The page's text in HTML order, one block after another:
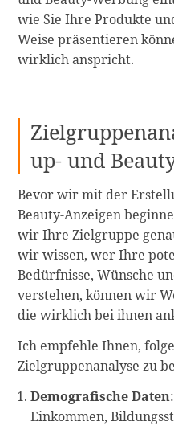
wie Sie Ihre Produkte
Weise präsentieren
wirklich anspricht.
up- und
Bevor wir mit der
Beauty-Anzeigen
wir Ihre Zielgruppe
wir wissen, wer Ihre
Bedürfnisse, Wünsche
verstehen, können wir
die wirklich bei ihnen
Ich empfehle Ihnen,
Zielgruppenanalyse zu
Demografische Daten
Einkommen,